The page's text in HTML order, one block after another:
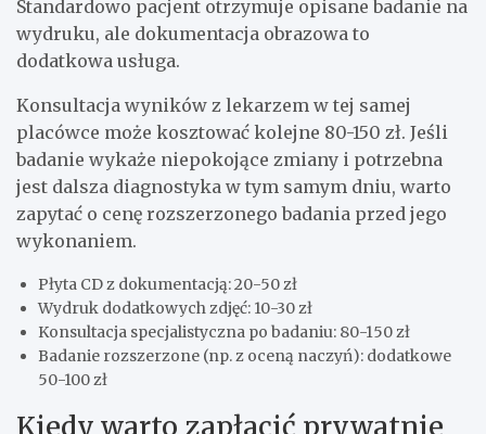
Standardowo pacjent otrzymuje opisane badanie na
wydruku, ale dokumentacja obrazowa to
dodatkowa usługa.
Konsultacja wyników z lekarzem w tej samej
placówce może kosztować kolejne 80-150 zł. Jeśli
badanie wykaże niepokojące zmiany i potrzebna
jest dalsza diagnostyka w tym samym dniu, warto
zapytać o cenę rozszerzonego badania przed jego
wykonaniem.
Płyta CD z dokumentacją: 20-50 zł
Wydruk dodatkowych zdjęć: 10-30 zł
Konsultacja specjalistyczna po badaniu: 80-150 zł
Badanie rozszerzone (np. z oceną naczyń): dodatkowe
50-100 zł
Kiedy warto zapłacić prywatnie